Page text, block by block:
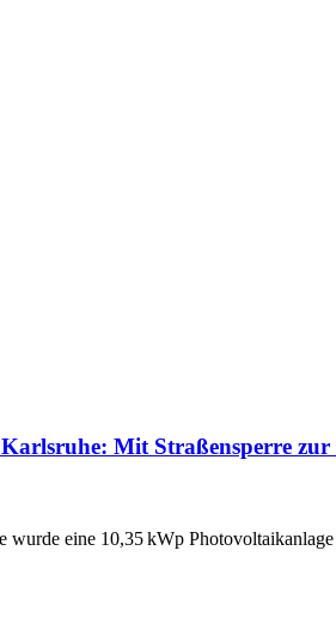
Mit Straßensperre zur
wurde eine 10,35 kWp